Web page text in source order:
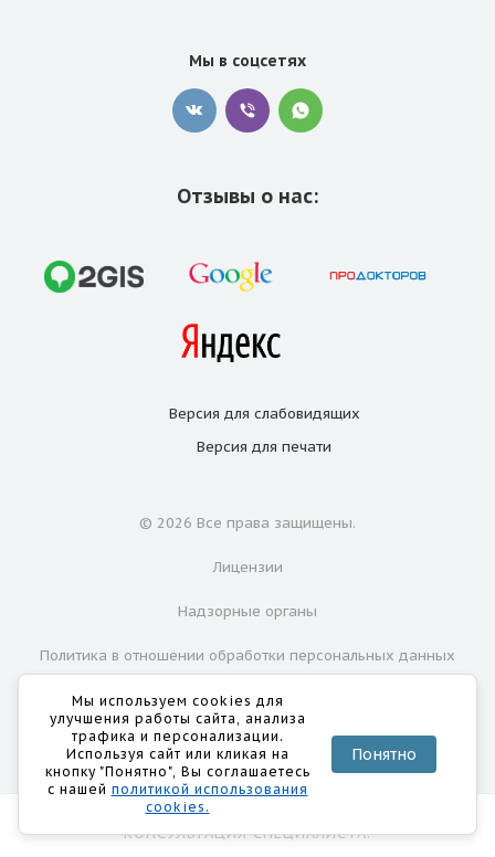
Мы в соцсетях
Отзывы о нас:
Версия для слабовидящих
Версия для печати
© 2026 Все права защищены.
Лицензии
Надзорные органы
Политика в отношении обработки персональных данных
Согласие на обработку персональных данных
ИМЕЮТСЯ ПРОТИВОПОКАЗАНИЯ. НЕОБХОДИМА
КОНСУЛЬТАЦИЯ СПЕЦИАЛИСТА.
Мы используем cookies для
улучшения работы сайта, анализа
трафика и персонализации.
Используя сайт или кликая на
кнопку "Понятно", Вы соглашаетесь
с нашей политикой использования
cookies.
Понятно